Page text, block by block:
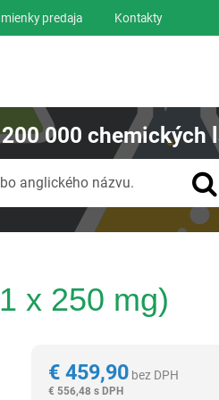
x 250 mg)
€459,90 bez DPH
€ 556,48 s DPH
predaja Kontakty
200 000 chemických
anglického názvu.